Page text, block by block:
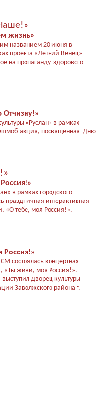
жизнь»
названием 20 июня в
проекта «Летний Венец»
на пропаганду здорового
«Руслан» в рамках
акция, посвященная Дню
в рамках городского
праздничная интерактивная
«О тебе, моя Россия!».
Россия!»
состоялась концертная
«Ты живи, моя Россия!».
Дворец культуры
Заволжского района г.